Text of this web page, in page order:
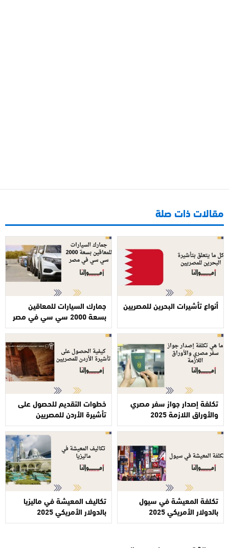
مقالات ذات صلة
أنواع تأشيرات البحرين للمصريين جمارك السيارات للمعاقين
بسعة 2000 سي سي في مصر
تكلفة إصدار جواز سفر مصري
والأوراق اللازمة 2025
خطوات التقديم للحصول على
تأشيرة الأردن للمصريين
تكلفة المعيشة في سيول
بالدولار الأمريكي 2025
تكاليف المعيشة في ماليزيا
بالدولار الأمريكي 2025